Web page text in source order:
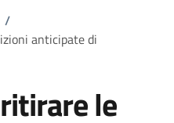
/
anticipate di
le